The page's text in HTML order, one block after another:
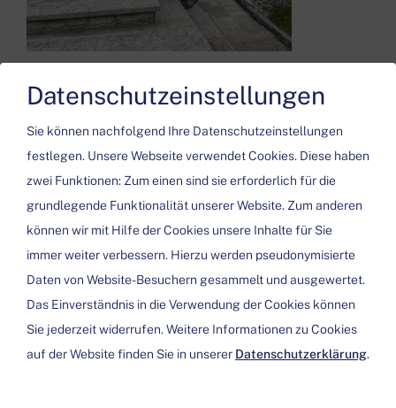
Eure Gastgeber
Jürg & Barbara Eppenberger
Bitte aktivieren Sie in den Cookie Einstellungen die Option
"Funktionalität" für die korrekte Map-Darstellung
Cookie Einstellungen
Datenschutzeinstellungen
Sie können nachfolgend Ihre Datenschutzeinstellungen
festlegen. Unsere Webseite verwendet Cookies. Diese haben
zwei Funktionen: Zum einen sind sie erforderlich für die
grundlegende Funktionalität unserer Website. Zum anderen
können wir mit Hilfe der Cookies unsere Inhalte für Sie
immer weiter verbessern. Hierzu werden pseudonymisierte
Daten von Website-Besuchern gesammelt und ausgewertet.
Das Einverständnis in die Verwendung der Cookies können
Sie jederzeit widerrufen. Weitere Informationen zu Cookies
auf der Website finden Sie in unserer Datenschutzerklärung.